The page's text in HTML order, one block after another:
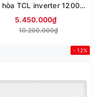
Điều hòa TCL inverter 12000btu 1 chiều TBIP-13CSD/TPHI
5.450.000₫
10.200.000₫
- 12%